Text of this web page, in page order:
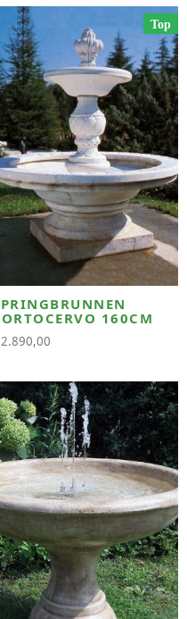
Top
160CM
2.890,00